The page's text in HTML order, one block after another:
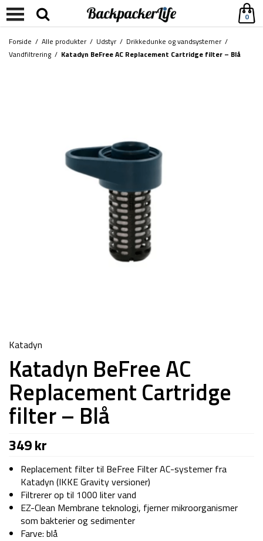
0
Forside / Alle produkter/ Udstyr/ Drikkedunke og vandsystemer/
Vandfiltrering / Katadyn BeFree AC Replacement Cartridge filter – Blå
Katadyn
Katadyn BeFree AC
Replacement Cartridge
filter – Blå
349kr
Replacement filter til BeFree Filter AC-systemer fra
Katadyn (IKKE Gravity versioner)
Filtrerer op til 1000 liter vand
EZ-Clean Membrane teknologi, fjerner mikroorganismer
som bakterier og sedimenter
Farve: blå